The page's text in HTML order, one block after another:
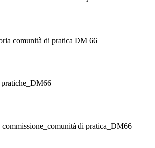
comunità di pratica DM 66
commissione_comunità di pratica_DM66